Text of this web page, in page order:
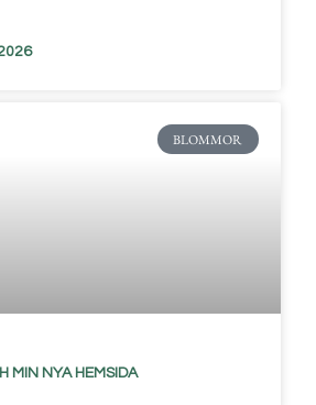
BLOMMOR
MIN NYA HEMSIDA